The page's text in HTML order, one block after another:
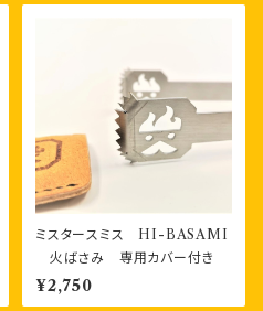
ミスタースミス HI-BASAMI
火ばさみ 専用カバー付き
¥2,750